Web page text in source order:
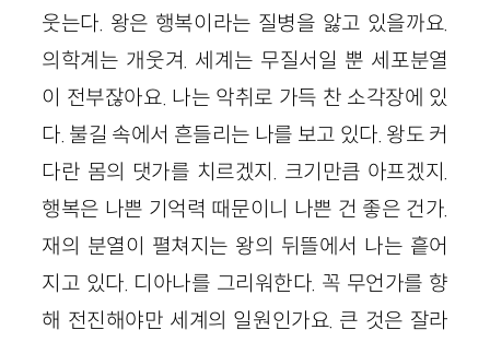
웃는다. 왕은 행복이라는 질병을 앓고 있을까요.
의학계는 개웃겨. 세계는 무질서일 뿐 세포분열
이 전부잖아요. 나는 악취로 가득 찬 소각장에 있
다. 불길 속에서 흔들리는 나를 보고 있다. 왕도 커
다란 몸의 댓가를 치르겠지. 크기만큼 아프겠지.
행복은 나쁜 기억력 때문이니 나쁜 건 좋은 건가.
재의 분열이 펼쳐지는 왕의 뒤뜰에서 나는 흩어
지고 있다. 디아나를 그리워한다. 꼭 무언가를 향
해 전진해야만 세계의 일원인가요. 큰 것은 잘라